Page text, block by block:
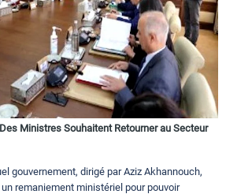
Ministres Souhaitent Retourner au Secteur
gouvernement, dirigé par Aziz Akhannouch,
remaniement ministériel pour pouvoir